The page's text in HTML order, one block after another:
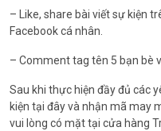
– Like, share bài viết sự kiện
Facebook cá nhân.
– Comment tag tên 5 bạn bè
Sau khi thực hiện đầy đủ các
kiện tại đây và nhận mã may
vui lòng có mặt tại cửa hàng